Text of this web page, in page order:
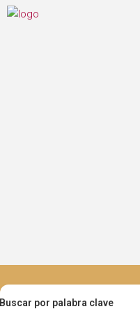
Buscar por palabra clave